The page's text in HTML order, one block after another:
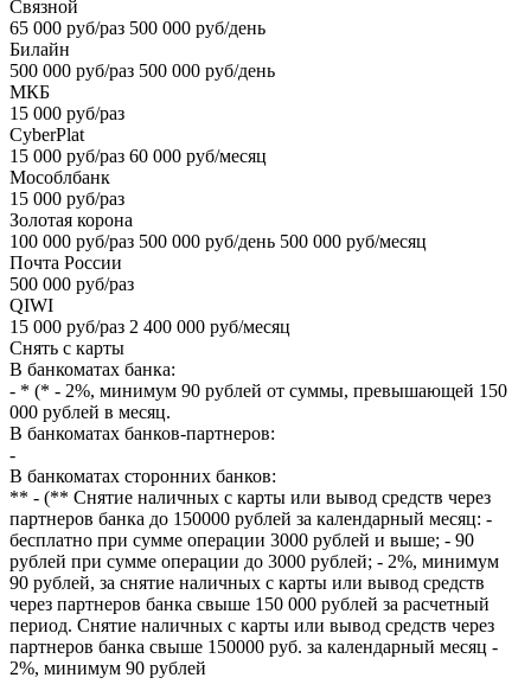
Связной
65 000 руб/раз 500 000 руб/день
Билайн
500 000 руб/раз 500 000 руб/день
МКБ
15 000 руб/раз
CyberPlat
15 000 руб/раз 60 000 руб/месяц
Мособлбанк
15 000 руб/раз
Золотая корона
100 000 руб/раз 500 000 руб/день 500 000 руб/месяц
Почта России
500 000 руб/раз
QIWI
15 000 руб/раз 2 400 000 руб/месяц
Снять с карты
В банкоматах банка:
- * (* - 2%, минимум 90 рублей от суммы, превышающей 150
000 рублей в месяц.
В банкоматах банков-партнеров:
-
В банкоматах сторонних банков:
** - (** Снятие наличных с карты или вывод средств через
партнеров банка до 150000 рублей за календарный месяц: -
бесплатно при сумме операции 3000 рублей и выше; - 90
рублей при сумме операции до 3000 рублей; - 2%, минимум
90 рублей, за снятие наличных с карты или вывод средств
через партнеров банка свыше 150 000 рублей за расчетный
период. Снятие наличных с карты или вывод средств через
партнеров банка свыше 150000 руб. за календарный месяц -
2%, минимум 90 рублей